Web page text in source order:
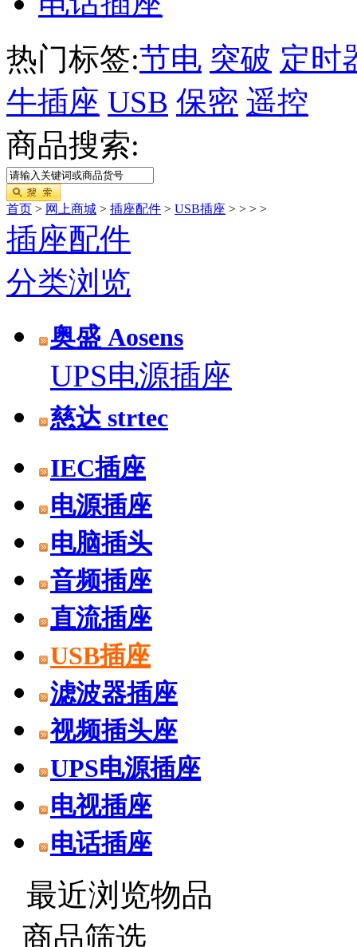
热门标签:节电 突破 定时
牛插座 USB 保密 遥控
商品搜索:
首页 > 网上商城 > 插座配件 > USB插座 > > > >
插座配件
分类浏览
奥盛 Aosens
UPS电源插座
慈达 strtec
IEC插座
电源插座
电脑插头
音频插座
直流插座
USB插座
滤波器插座
视频插头座
UPS电源插座
电视插座
电话插座
最近浏览物品
商品筛选